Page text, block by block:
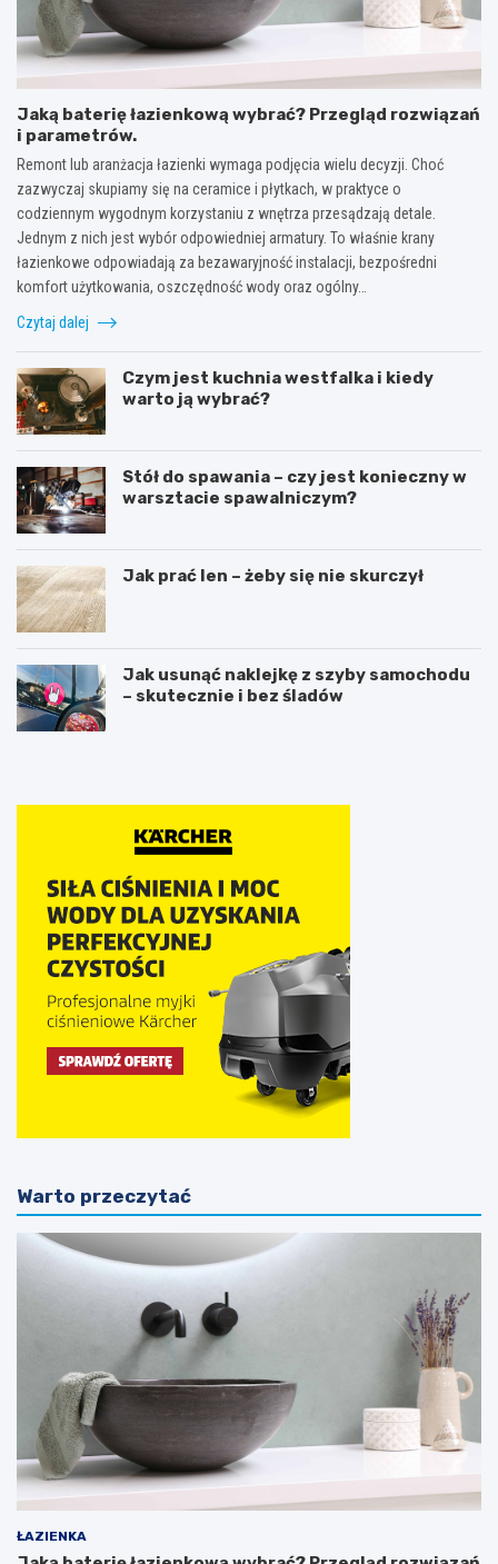
Jaką baterię łazienkową wybrać? Przegląd rozwiązań
i parametrów.
Remont lub aranżacja łazienki wymaga podjęcia wielu decyzji. Choć
zazwyczaj skupiamy się na ceramice i płytkach, w praktyce o
codziennym wygodnym korzystaniu z wnętrza przesądzają detale.
Jednym z nich jest wybór odpowiedniej armatury. To właśnie krany
łazienkowe odpowiadają za bezawaryjność instalacji, bezpośredni
komfort użytkowania, oszczędność wody oraz ogólny…
Czytaj dalej
Czym jest kuchnia westfalka i kiedy
warto ją wybrać?
Stół do spawania – czy jest konieczny w
warsztacie spawalniczym?
Jak prać len – żeby się nie skurczył
Jak usunąć naklejkę z szyby samochodu
– skutecznie i bez śladów
Warto przeczytać
ŁAZIENKA